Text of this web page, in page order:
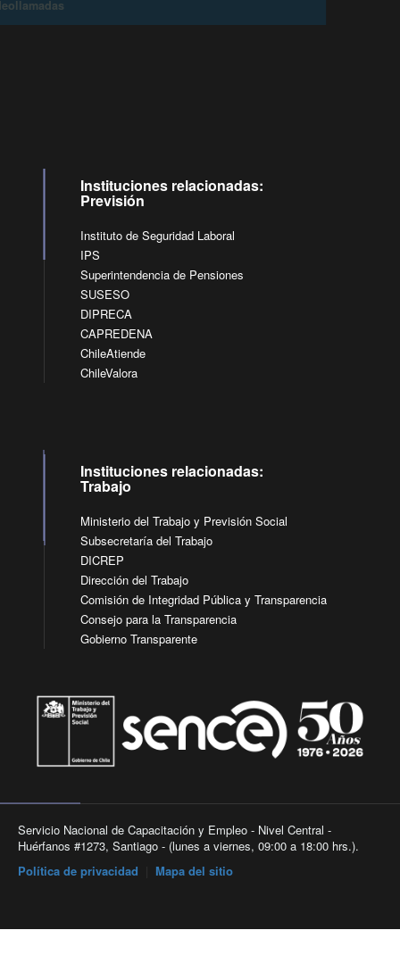
yVideollamadas
Instituciones relacionadas:
Previsión
Instituto de Seguridad Laboral
IPS
Superintendencia de Pensiones
SUSESO
DIPRECA
CAPREDENA
ChileAtiende
ChileValora
Instituciones relacionadas:
Trabajo
Ministerio del Trabajo y Previsión Social
Subsecretaría del Trabajo
DICREP
Dirección del Trabajo
Comisión de Integridad Pública y Transparencia
Consejo para la Transparencia
Gobierno Transparente
Servicio Nacional de Capacitación y Empleo - Nivel Central -
Huérfanos #1273, Santiago - (lunes a viernes, 09:00 a 18:00 hrs.).
Política de privacidad
Mapa del sitio